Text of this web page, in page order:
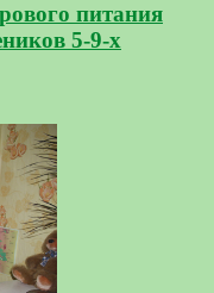
питания
5-9-х